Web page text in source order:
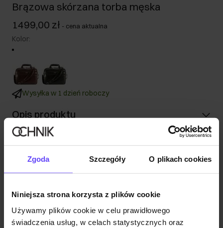
Zgoda Szczegóły O plikach cookies
Niniejsza strona korzysta z plików cookie
Używamy plików cookie w celu prawidłowego
świadczenia usług, w celach statystycznych oraz
Brązowa skórzana torba męska
1499,00 zł - cena aktualna
Kolor:
Wysyłka w 1 dzień roboczy
Opis produktu
Szczegóły
Opinie